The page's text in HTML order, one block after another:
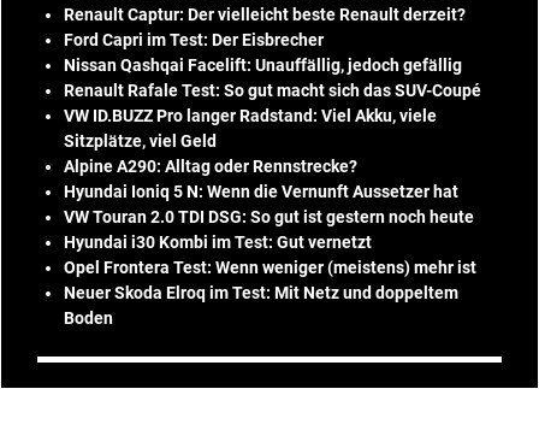
Renault Captur: Der vielleicht beste Renault derzeit?
Ford Capri im Test: Der Eisbrecher
Nissan Qashqai Facelift: Unauffällig, jedoch gefällig
Renault Rafale Test: So gut macht sich das SUV-Coupé
VW ID.BUZZ Pro langer Radstand: Viel Akku, viele
Sitzplätze, viel Geld
Alpine A290: Alltag oder Rennstrecke?
Hyundai Ioniq 5 N: Wenn die Vernunft Aussetzer hat
VW Touran 2.0 TDI DSG: So gut ist gestern noch heute
Hyundai i30 Kombi im Test: Gut vernetzt
Opel Frontera Test: Wenn weniger (meistens) mehr ist
Neuer Skoda Elroq im Test: Mit Netz und doppeltem
Boden